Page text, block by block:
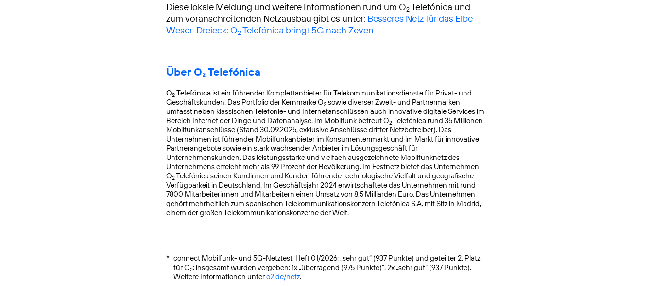
Diese lokale Meldung und weitere Informationen rund um O2Telefónica und
zum voranschreitenden Netzausbau gibt es unter: Besseres Netz für das Elbe-
Weser-Dreieck: O2Telefónica bringt 5G nach Zeven
Über O₂ Telefónica
O2 Telefónica ist ein führender Komplettanbieter für Telekommunikationsdienste für Privat- und
Geschäftskunden. Das Portfolio der Kernmarke O2 sowie diverser Zweit- und Partnermarken
umfasst neben klassischen Telefonie- und Internetanschlüssen auch innovative digitale Services im
Bereich Internet der Dinge und Datenanalyse. Im Mobilfunk betreut O2Telefónica rund 35 Millionen
Mobilfunkanschlüsse (Stand 30.09.2025, exklusive Anschlüsse dritter Netzbetreiber). Das
Unternehmen ist führender Mobilfunkanbieter im Konsumentenmarkt und im Markt für innovative
Partnerangebote sowie ein stark wachsender Anbieter im Lösungsgeschäft für
Unternehmenskunden. Das leistungsstarke und vielfach ausgezeichnete Mobilfunknetz des
Unternehmens erreicht mehr als 99 Prozent der Bevölkerung. Im Festnetz bietet das Unternehmen
O2Telefónica seinen Kundinnen und Kunden führende technologische Vielfalt und geografische
Verfügbarkeit in Deutschland. Im Geschäftsjahr 2024 erwirtschaftete das Unternehmen mit rund
7800 Mitarbeiterinnen und Mitarbeitern einen Umsatz von 8,5 Milliarden Euro. Das Unternehmen
gehört mehrheitlich zum spanischen Telekommunikationskonzern Telefónica S.A. mit Sitz in Madrid,
einem der großen Telekommunikationskonzerne der Welt.
* connect Mobilfunk- und 5G-Netztest, Heft 01/2026: „sehr gut“ (937 Punkte) und geteilter 2. Platz
für O2; insgesamt wurden vergeben: 1x „überragend (975 Punkte)“, 2x „sehr gut“ (937 Punkte).
Weitere Informationen untero2.de/netz.